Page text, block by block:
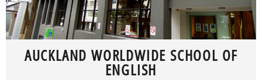
AUCKLAND WORLDWIDE SCHOOL OF
ENGLISH